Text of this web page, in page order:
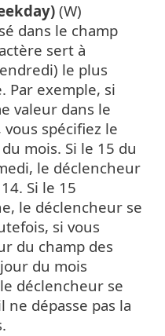
(W)
dans le champ
sert à
le plus
Par exemple, si
valeur dans le
spécifiez le
mois. Si le 15 du
le déclencheur
Si le 15
le déclencheur se
si vous
du champ des
du mois
déclencheur se
dépasse pas la